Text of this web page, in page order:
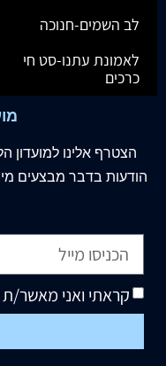
לב השמים-חנוכה
לאמונת עתנו-סט חי
כרכים
הצטרף אלינו למועדון
הודעות בדבר מבצעים
קראתי ואני מאשר/